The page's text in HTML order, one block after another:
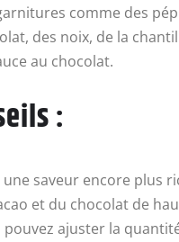
comme des
des noix, de la
au chocolat.
:
une saveur encore plus
et du chocolat de
pouvez ajuster la